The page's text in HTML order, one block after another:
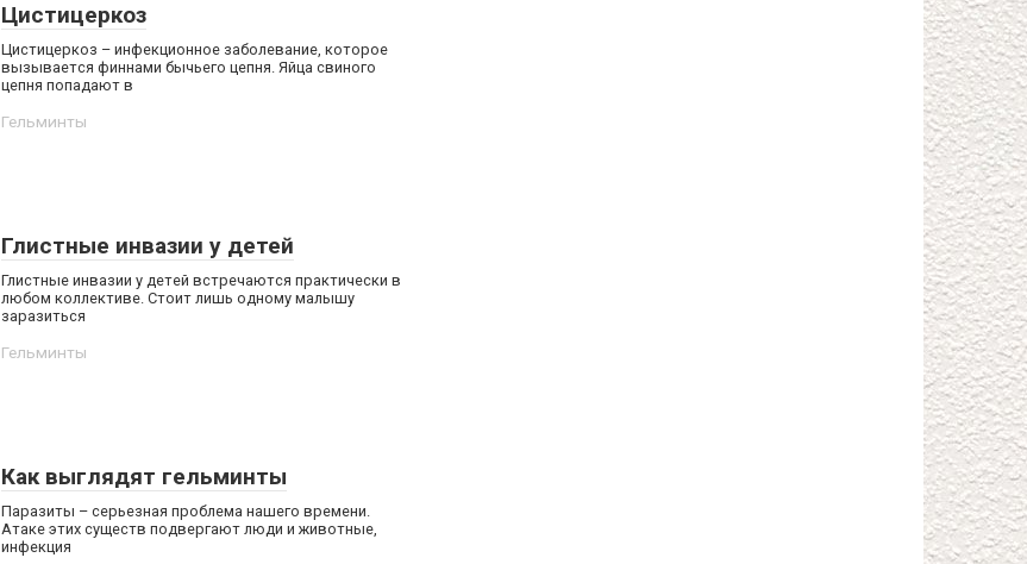
Цистицеркоз
Цистицеркоз – инфекционное заболевание, которое
вызывается финнами бычьего цепня. Яйца свиного
цепня попадают в
Гельминты
Глистные инвазии у детей
Глистные инвазии у детей встречаются практически в
любом коллективе. Стоит лишь одному малышу
заразиться
Гельминты
Как выглядят гельминты
Паразиты – серьезная проблема нашего времени.
Атаке этих существ подвергают люди и животные,
инфекция